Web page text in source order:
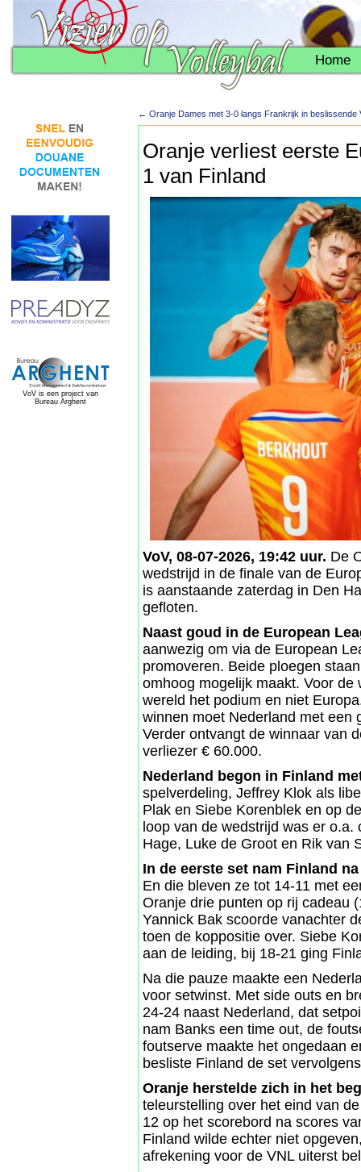
Home
VoV is een project van
Bureau Arghent
← Oranje Dames met 3-0 langs Frankrijk in beslissende
Oranje verliest eerste
1 van Finland
VoV, 08-07-2026, 19:42 uur. De
wedstrijd in de finale van de
is aanstaande zaterdag in Den
gefloten.
Naast goud in de European
aanwezig om via de European
promoveren. Beide ploegen
omhoog mogelijk maakt. Voor
wereld het podium en niet
winnen moet Nederland met een
Verder ontvangt de winnaar van
verliezer € 60.000.
Nederland begon in Finland
spelverdeling, Jeffrey Klok als
Plak en Siebe Korenblek en op
loop van de wedstrijd was er
Hage, Luke de Groot en Rik van
In de eerste set nam Finland na
En die bleven ze tot 14-11 met
Oranje drie punten op rij cadeau
Yannick Bak scoorde vanachter
toen de koppositie over. Siebe
aan de leiding, bij 18-21 ging
Na die pauze maakte een
voor setwinst. Met side outs en
24-24 naast Nederland, dat
nam Banks een time out, de
foutserve maakte het ongedaan
besliste Finland de set
Oranje herstelde zich in het
teleurstelling over het eind van
12 op het scorebord na scores
Finland wilde echter niet
afrekening voor de VNL uiterst